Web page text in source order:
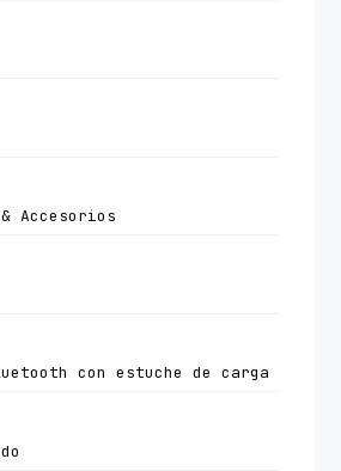
Accesorios
con estuche de carga